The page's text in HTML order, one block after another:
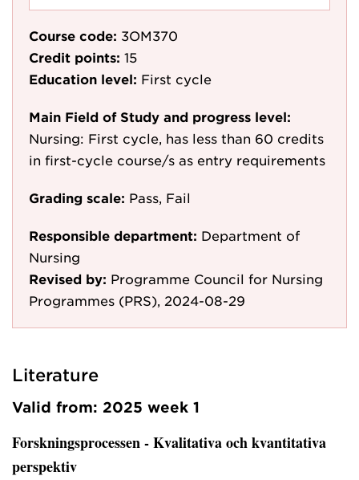
Course code: 3OM370
Credit points: 15
Education level: First cycle
Main Field of Study and progress level:
Nursing: First cycle, has less than 60 credits
in first-cycle course/s as entry requirements
Grading scale: Pass, Fail
Responsible department: Department of
Nursing
Revised by: Programme Council for Nursing
Programmes (PRS), 2024-08-29
Literature
Valid from: 2025 week 1
Forskningsprocessen - Kvalitativa och kvantitativa
perspektiv